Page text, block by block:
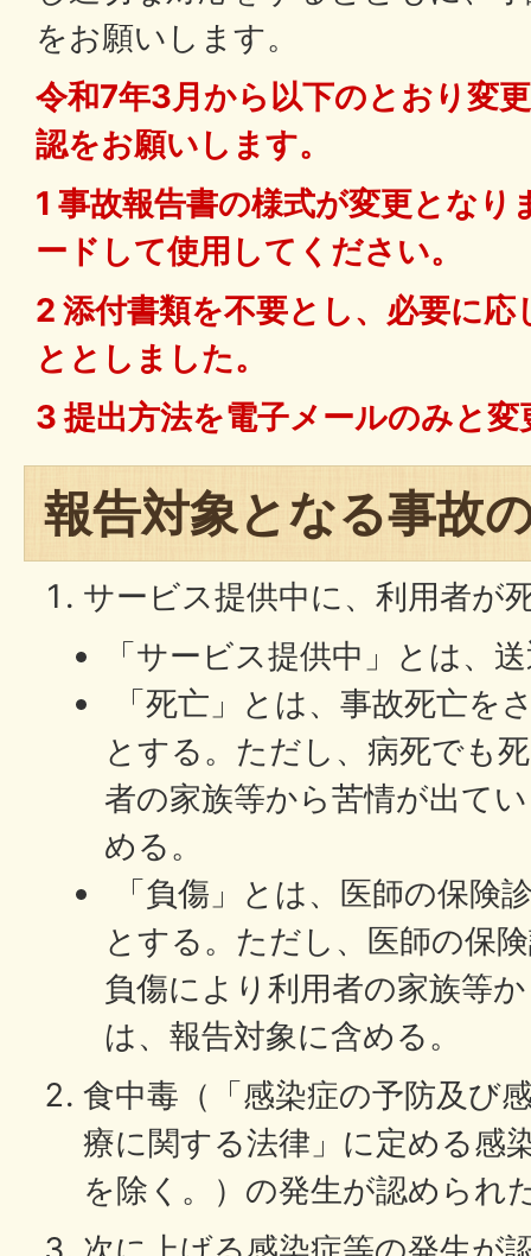
をお願いします。
令和7年3月から以下のとおり変
認をお願いします。
1 事故報告書の様式が変更とな
ードして使用してください。
2 添付書類を不要とし、必要に
ととしました。
3 提出方法を電子メールのみと変
報告対象となる事故
サービス提供中に、利用者が
「サービス提供中」とは、
「死亡」とは、事故死亡を
とする。ただし、病死でも
者の家族等から苦情が出て
める。
「負傷」とは、医師の保険
とする。ただし、医師の保
負傷により利用者の家族等
は、報告対象に含める。
食中毒（「感染症の予防及び
療に関する法律」に定める感
を除く。）の発生が認められ